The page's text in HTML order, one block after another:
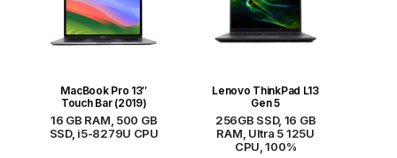
MacBook Pro 13″
Touch Bar (2019)
16 GB RAM, 500 GB
SSD, i5-8279U CPU
Lenovo ThinkPad L13
Gen 5
256GB SSD, 16 GB
RAM, Ultra 5 125U
CPU, 100%